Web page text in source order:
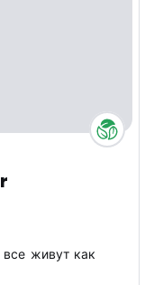
живут как